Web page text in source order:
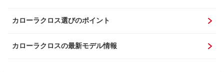
カローラクロス選びのポイント
カローラクロスの最新モデル情報